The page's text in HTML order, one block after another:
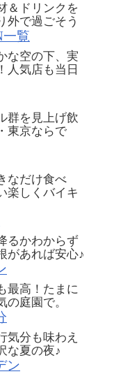
＆ドリンクを
外で過ごそう
一覧
な空の下、実
人気店も当日
群を見上げ飲
東京ならで
なだけ食べ
楽しくバイキ
るかわからず
があれば安心♪
最高！たまに
の庭園で。
気分も味わえ
な夏の夜♪
ン